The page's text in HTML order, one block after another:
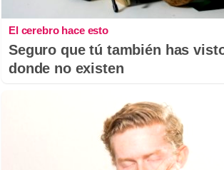
El cerebro hace esto
Seguro que tú también has
donde no existen